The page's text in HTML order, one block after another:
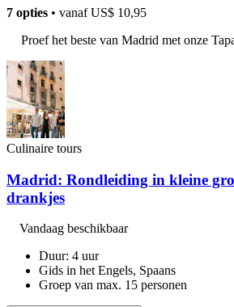
7 opties • vanafUS$ 10,95
Proef het beste van Madrid met onze
Culinaire tours
Madrid: Rondleiding in kleine
drankjes
Vandaag beschikbaar
Duur: 4 uur
Gids in het Engels, Spaans
Groep van max. 15 personen